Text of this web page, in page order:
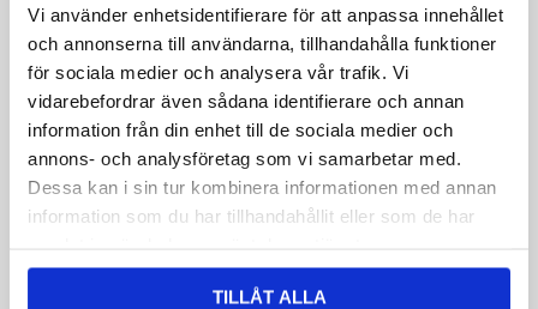
Vi använder enhetsidentifierare för att anpassa innehållet
och annonserna till användarna, tillhandahålla funktioner
för sociala medier och analysera vår trafik. Vi
vidarebefordrar även sådana identifierare och annan
information från din enhet till de sociala medier och
annons- och analysföretag som vi samarbetar med.
Dessa kan i sin tur kombinera informationen med annan
information som du har tillhandahållit eller som de har
TILLÅT ALLA
Genom att skicka formuläret godkänner du att vi sparar
information om dig. Läs mer om hur vi behandlar dina
personuppgifter i vår integritetspolicy.